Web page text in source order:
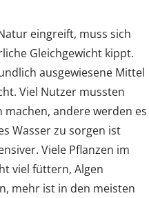
eingreift, muss sich
Gleichgewicht kippt.
ausgewiesene Mittel
Viel Nutzer mussten
andere werden es
Wasser zu sorgen ist
Viele Pflanzen im
viel füttern, Algen
mehr ist in den meisten